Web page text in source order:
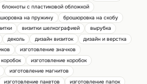
блокноты с пластиковой обложкой
на пружину
брошюровка на скобу
визитки шелкографией
вырубка
деколь дизайн визиток
дизайн и верстка
изготовление значков
изготовление коробок
изготовление магнитов
изготовление пакетов
изготовление папок